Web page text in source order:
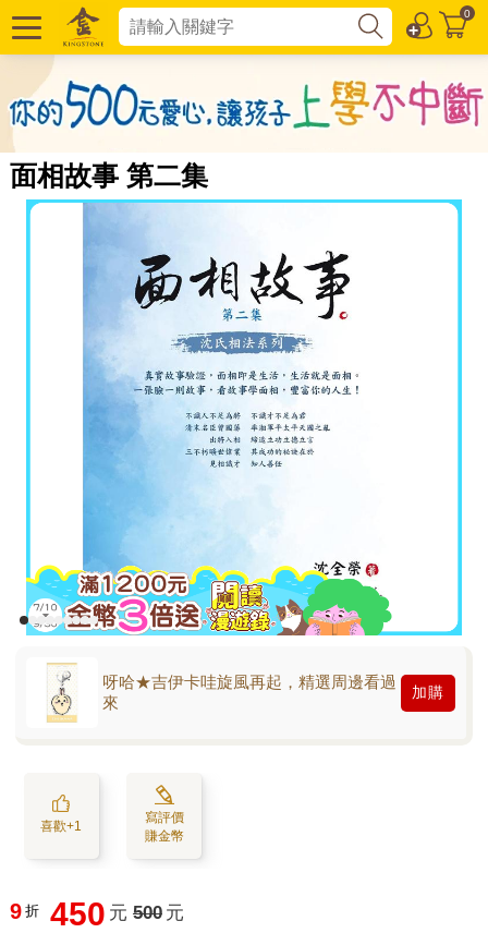
0
面相故事 第二集
呀哈★吉伊卡哇旋風再起，精選周邊看過
來
加購
喜歡+1
寫評價
賺金幣
9 折 450 元 500 元